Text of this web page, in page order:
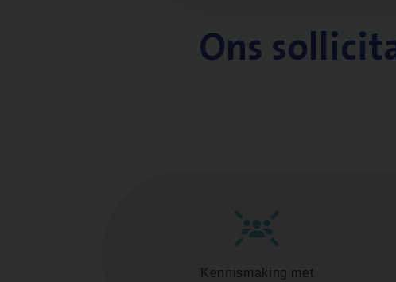
Ons
Kennismaking met